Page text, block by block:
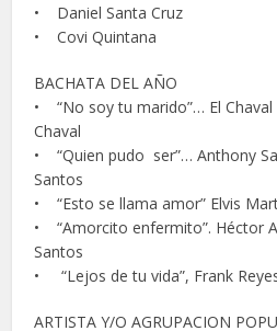
• Daniel Santa Cruz
• Covi Quintana
BACHATA DEL AÑO
• “No soy tu marido”… El Chaval
Chaval
• “Quien pudo ser”… Anthony
Santos
• “Esto se llama amor” Elvis
• “Amorcito enfermito”. Héctor
Santos
• “Lejos de tu vida”, Frank
ARTISTA Y/O AGRUPACION